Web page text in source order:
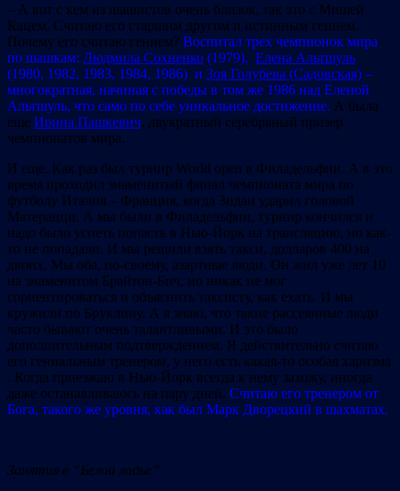
– А вот с кем из шашистов очень близок, так это с Мишей
Кацем. Считаю его старшим другом и истинным гением.
Почему его считаю гением? Воспитал трех чемпионок мира
по шашкам: Людмила Сохненко (1979), Елена Альтшуль
(1980, 1982, 1983, 1984, 1986) и Зоя Голубева (Садовская) –
многократная, начиная с победы в том же 1986 над Еленой
Альтшуль, что само по себе уникальное достижение. А была
еще Ирина Пашкевич, двукратный серебряный призер
чемпионатов мира.
И еще. Как раз был турнир World open в Филадельфии. А в это
время проходил знаменитый финал чемпионата мира по
футболу Италия – Франция, когда Зидан ударил головой
Матерацци. А мы были в Филадельфии, турнир кончился и
надо было успеть попасть в Нью-Йорк на трансляцию, но как-
то не попадали. И мы решили взять такси, долларов 400 на
двоих. Мы оба, по-своему, азартные люди. Он жил уже лет 10
на знаменитом Брайтон-Бич, но никак не мог
сориентироваться и объяснить таксисту, как ехать. И мы
кружили по Бруклину. А я знаю, что такие рассеянные люди
часто бывают очень талантливыми. И это было
дополнительным подтверждением. Я действительно считаю
его гениальным тренером, у него есть какая-то особая харизма
. Когда приезжаю в Нью-Йорк всегда к нему захожу, иногда
даже останавливаюсь на пару дней. Считаю его тренером от
Бога, такого же уровня, как был Марк Дворецкий в шахматах.
Занятия в “Белой ладье”